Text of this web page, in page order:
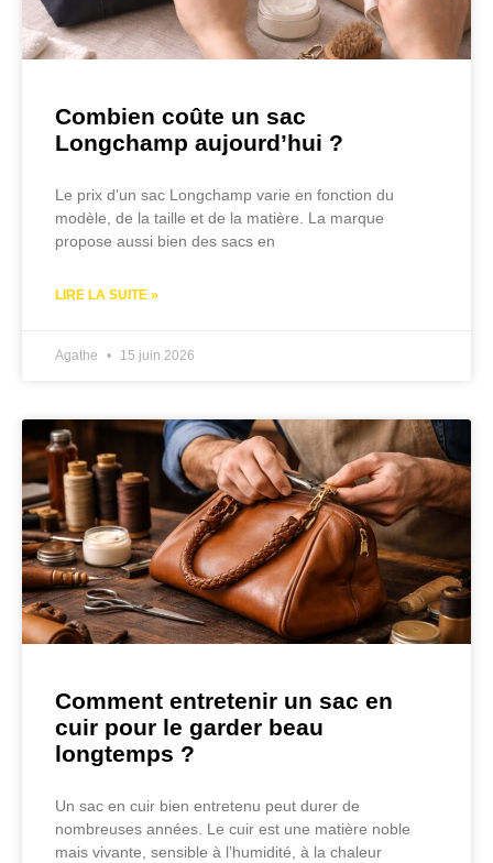
Combien coûte un sac
Longchamp aujourd’hui ?
Le prix d’un sac Longchamp varie en fonction du
modèle, de la taille et de la matière. La marque
propose aussi bien des sacs en
LIRE LA SUITE »
Agathe 15 juin 2026
Comment entretenir un sac en
cuir pour le garder beau
longtemps ?
Un sac en cuir bien entretenu peut durer de
nombreuses années. Le cuir est une matière noble
mais vivante, sensible à l’humidité, à la chaleur